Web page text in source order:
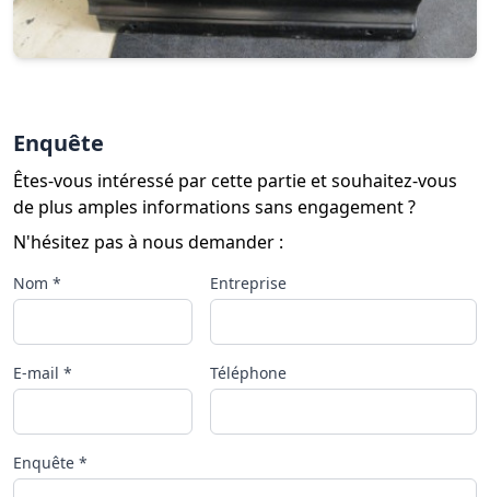
Enquête
Êtes-vous intéressé par cette partie et souhaitez-vous
de plus amples informations sans engagement ?
N'hésitez pas à nous demander :
Nom * Entreprise
E-mail * Téléphone
Enquête *